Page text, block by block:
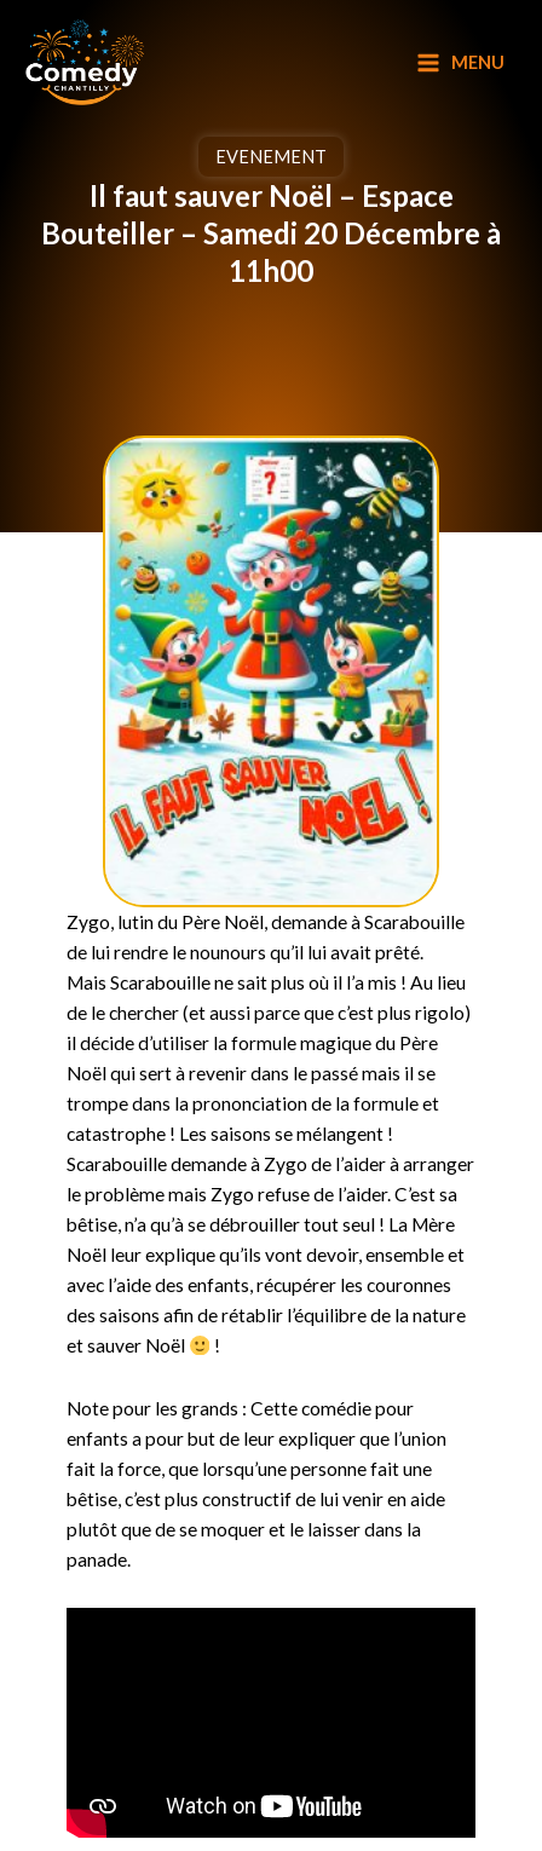
contenu
MENU
EVENEMENT
Il faut sauver Noël – Espace
Bouteiller – Samedi 20 Décembre à
11h00
Zygo, lutin du Père Noël, demande à Scarabouille
de lui rendre le nounours qu’il lui avait prêté.
Mais Scarabouille ne sait plus où il l’a mis ! Au lieu
de le chercher (et aussi parce que c’est plus rigolo)
il décide d’utiliser la formule magique du Père
Noël qui sert à revenir dans le passé mais il se
trompe dans la prononciation de la formule et
catastrophe ! Les saisons se mélangent !
Scarabouille demande à Zygo de l’aider à arranger
le problème mais Zygo refuse de l’aider. C’est sa
bêtise, n’a qu’à se débrouiller tout seul ! La Mère
Noël leur explique qu’ils vont devoir, ensemble et
avec l’aide des enfants, récupérer les couronnes
des saisons afin de rétablir l’équilibre de la nature
et sauver Noël
!
Note pour les grands : Cette comédie pour
enfants a pour but de leur expliquer que l’union
fait la force, que lorsqu’une personne fait une
bêtise, c’est plus constructif de lui venir en aide
plutôt que de se moquer et le laisser dans la
panade.